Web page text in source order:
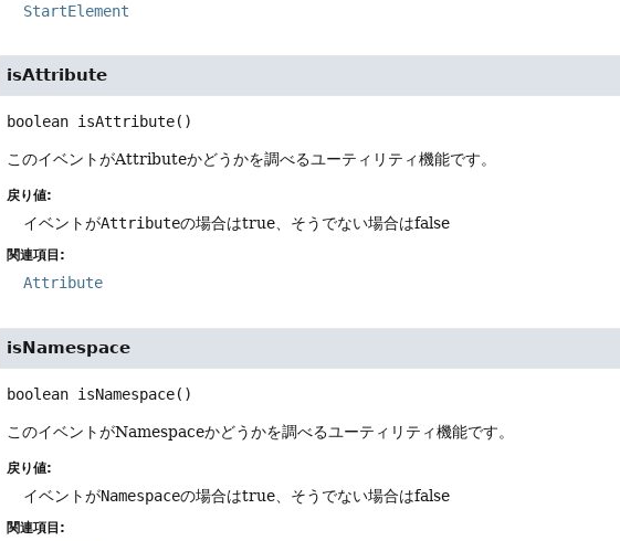
StartElement
isAttribute
boolean isAttribute()
このイベントがAttributeかどうかを調べるユーティリティ機能です。
戻り値:
イベントがAttributeの場合はtrue、そうでない場合はfalse
関連項目:
Attribute
isNamespace
boolean isNamespace()
このイベントがNamespaceかどうかを調べるユーティリティ機能です。
戻り値:
イベントがNamespaceの場合はtrue、そうでない場合はfalse
関連項目: